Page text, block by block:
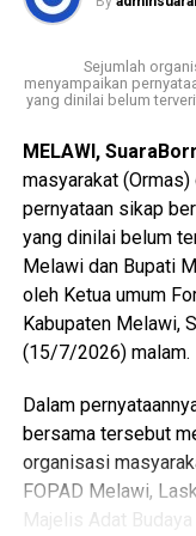
pembangunan di
Albert mengatakan
organisasi
tetap aktif
meningkatkan
bermanfaat bagi
Ia menjelaskan,
pada 2026, yakni
pengembangan
peringatan Hari
mendatang.
Melalui kegiatan
berharap sinergi
organisasi
dapat menjadi
persatuan, serta
Sejumlah
menyampaikan
yang dinilai belum
MELAWI,
masyarakat
pernyataan sikap
yang dinilai belum
Melawi dan Bupati
oleh Ketua umum
Kabupaten Melawi,
(15/7/2026) malam.
Dalam
bersama tersebut
organisasi
FOPAD Melawi,
Majelis Adat